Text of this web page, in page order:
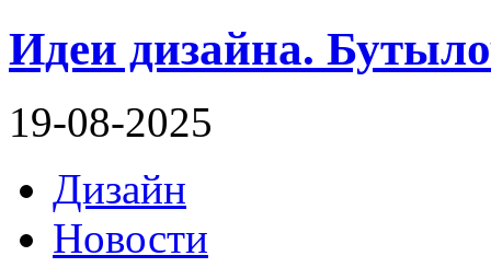
Идеи дизайна.
19-08-2025
Дизайн
Новости